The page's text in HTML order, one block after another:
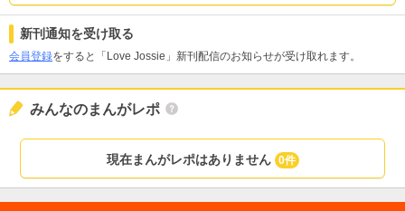
新刊通知を受け取る
会員登録をすると「Love Jossie」新刊配信のお知らせが受け取れます。
みんなのまんがレポ
現在まんがレポはありません 0件